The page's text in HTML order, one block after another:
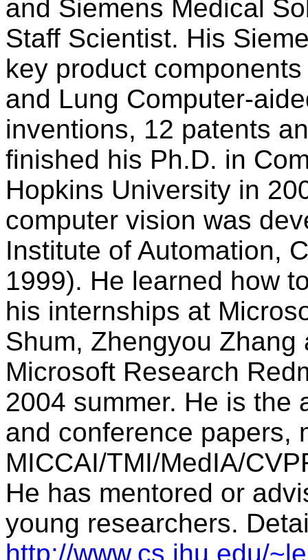
and Siemens Medical
Staff Scientist. His
key product
and Lung Computer-
inventions, 12 patents
finished his Ph.D. in
Hopkins University in
computer vision was
Institute of Automation,
1999). He learned how
his internships at
Shum, Zhengyou
Microsoft Research
2004 summer. He is the
and conference papers,
MICCAI/TMI/MedIA/
He has mentored or
young researchers.
http://www.cs.jhu.edu/